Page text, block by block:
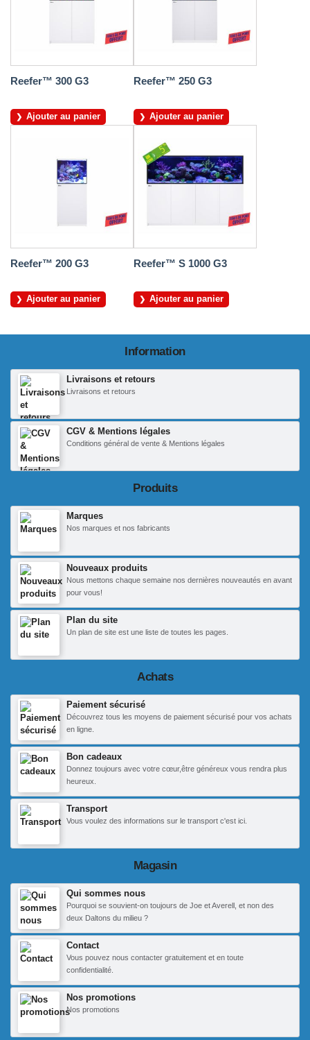
Reefer™ 300 G3
Ajouter au panier
Reefer™ 250 G3
Ajouter au panier
Reefer™ 200 G3
Ajouter au panier
Reefer™ S 1000 G3
Ajouter au panier
Information
Livraisons et retours
Livraisons et retours
CGV & Mentions légales
Conditions général de vente & Mentions légales
Produits
Marques
Nos marques et nos fabricants
Nouveaux produits
Nous mettons chaque semaine nos dernières nouveautés en avant
pour vous!
Plan du site
Un plan de site est une liste de toutes les pages.
Achats
Paiement sécurisé
Découvrez tous les moyens de paiement sécurisé pour vos achats
en ligne.
Bon cadeaux
Donnez toujours avec votre cœur,être généreux vous rendra plus
heureux.
Transport
Vous voulez des informations sur le transport c'est ici.
Magasin
Qui sommes nous
Pourquoi se souvient-on toujours de Joe et Averell, et non des
deux Daltons du milieu ?
Contact
Vous pouvez nous contacter gratuitement et en toute
confidentialité.
Nos promotions
Nos promotions